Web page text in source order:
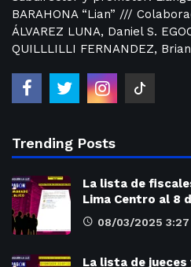
BARAHONA “Lian” ///
ÁLVAREZ LUNA, Daniel S.
QUILLLILLI FERNANDEZ,
Trending Posts
La lista de
Lima Centro al 8
08/03/2025 3:27
La lista de